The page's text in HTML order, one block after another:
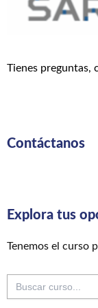
Tienes preguntas,
Contáctanos
Explora tus
Tenemos el curso
Buscar: